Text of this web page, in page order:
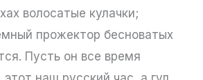
волосатые кулачки;
прожектор бесноватых
Пусть он все время